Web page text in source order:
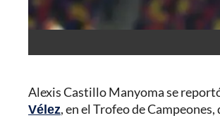
Alexis Castillo Manyoma se
Vélez, en el Trofeo de